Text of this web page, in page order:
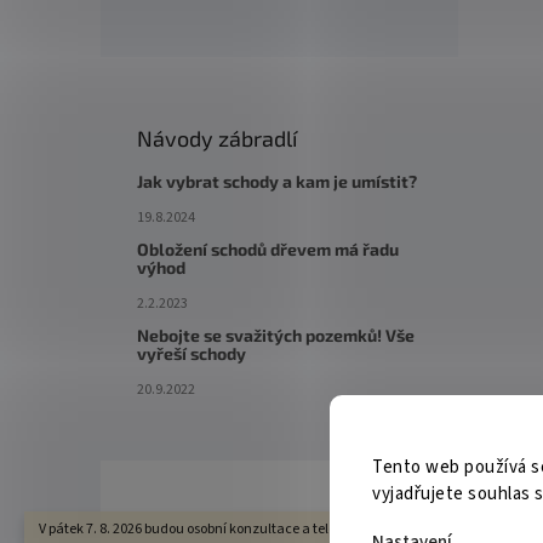
Tento web používá
vyjadřujete souhlas
V pátek 7. 8. 2026 budou osobní konzultace a telefonická podpora dostupné pouze
Návody zábradlí
Jak vybrat schody a kam je umístit?
19.8.2024
Obložení schodů dřevem má řadu
výhod
2.2.2023
Nebojte se svažitých pozemků! Vše
vyřeší schody
20.9.2022